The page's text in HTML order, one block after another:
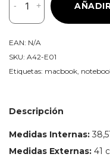
-Maletín
Defender-
16,2"
+
EAN: N/A
SKU: A42-E01
Etiquetas: macbook
Descripción
Medidas Internas:
Medidas Externas: 41